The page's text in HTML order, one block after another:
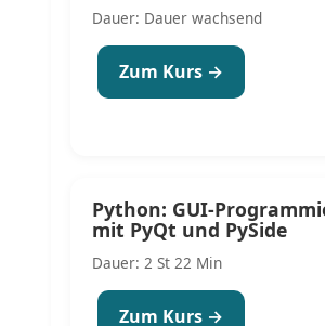
Dauer: Dauer wachsend
Zum Kurs →
Python: GUI-
mit PyQt und PySide
Dauer: 2 St 22 Min
Zum Kurs →